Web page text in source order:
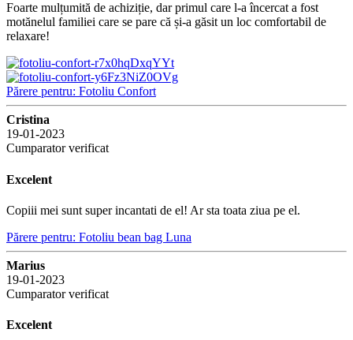
Foarte mulțumită de achiziție, dar primul care l-a încercat a fost
motănelul familiei care se pare că și-a găsit un loc comfortabil de
relaxare!
Părere pentru: Fotoliu Confort
Cristina
19-01-2023
Cumparator verificat
Excelent
Copiii mei sunt super incantati de el! Ar sta toata ziua pe el.
Părere pentru: Fotoliu bean bag Luna
Marius
19-01-2023
Cumparator verificat
Excelent